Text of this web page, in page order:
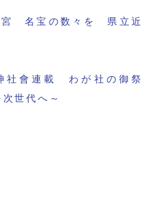
宮 名宝の数々を 県立近
社會連載 わが社の御祭
世代へ～